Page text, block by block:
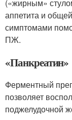
(«жирным»
аппетита и
симптомами
ПЖ.
«Панкреатин»
Ферментный
позволяет
поджелудочной